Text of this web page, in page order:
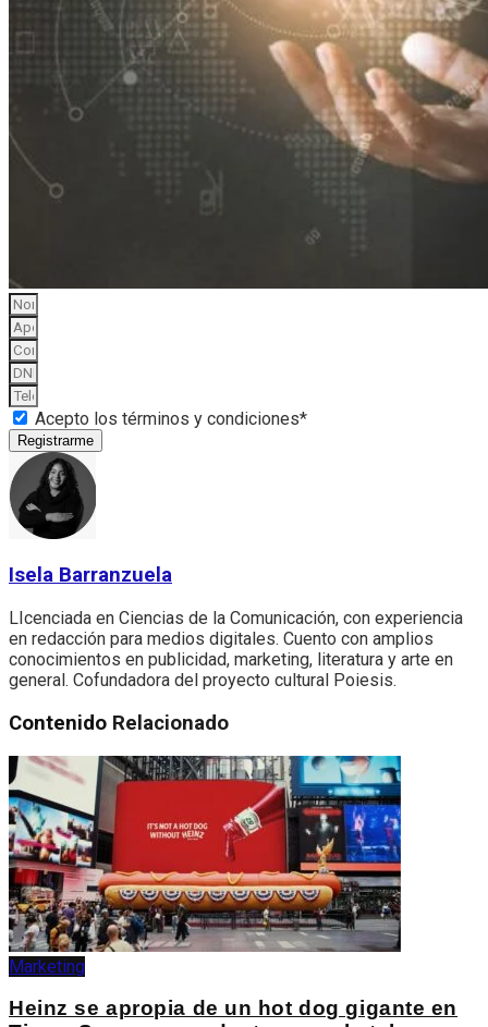
Acepto los términos y condiciones*
Registrarme
Isela Barranzuela
LIcenciada en Ciencias de la Comunicación, con experiencia
en redacción para medios digitales. Cuento con amplios
conocimientos en publicidad, marketing, literatura y arte en
general. Cofundadora del proyecto cultural Poiesis.
Contenido Relacionado
Marketing
Heinz se apropia de un hot dog gigante en